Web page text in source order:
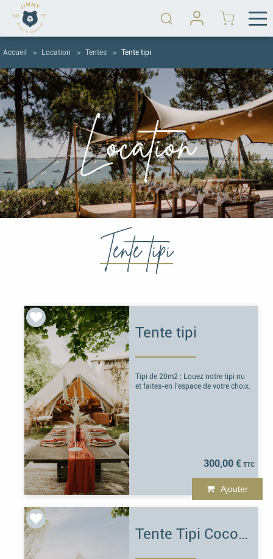
Accueil Location Tentes Tente tipi
Location
Tente tipi
Tente tipi
Tipi de 20m2 : Louez notre tipi nu
et faites-en l'espace de votre choix.
300,00 €
Ajouter
Tente Tipi Cocon Nuptial